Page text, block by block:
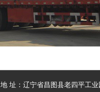
地 址：辽宁省昌图县老四平工